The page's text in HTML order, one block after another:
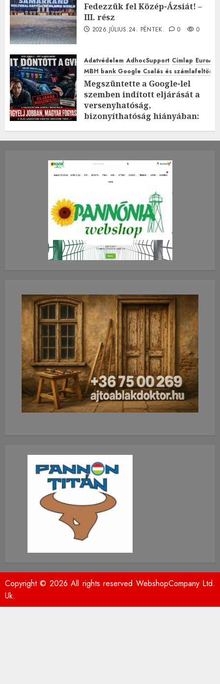
Fedezzük fel Közép-Ázsiát! –
III. rész
2026.JÚLIUS.24. PÉNTEK. 0 0
Adatvédelem AdhocSupport Címlap
MBH bank Google Csalás és
Megszüntette a Google-lel
szemben indított eljárását a
versenyhatóság,
bizonyíthatóság hiányában:
2026.JÚLIUS.23. CSÜTÖRTÖK.
0
Copyright © 2026 All rights reserved WebshopCompany Ltd.
Uk.